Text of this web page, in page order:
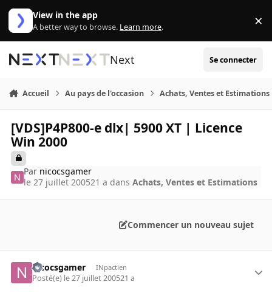
Aller au contenu
View in the app
A better way to browse. Learn more. ×
Next Se connecter
Accueil Au pays de l'occasion Achats, Ventes et Estimations
[VDS]P4P800-e dlx| 5900 XT | Licence
Win 2000
Par nicocsgamer
le 27 juillet 200521 a dansAchats, Ventes et Estimations
Commencer un nouveau sujet
nicocsgamer INpactien
Posté(e) le 27 juillet 200521 a